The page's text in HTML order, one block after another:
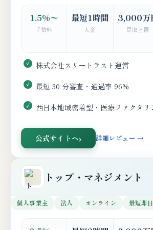
1.5%〜
手数料
最短1時間
入金
3,000万
買取上限
株式会社スリートラスト運営
最短 30 分審査・通過率 96%
西日本地域密着型・医療ファクタリ
公式サイトへ 詳細レビュー →
トップ・マネジメント
個人事業主 法人 オンライン 最短即日